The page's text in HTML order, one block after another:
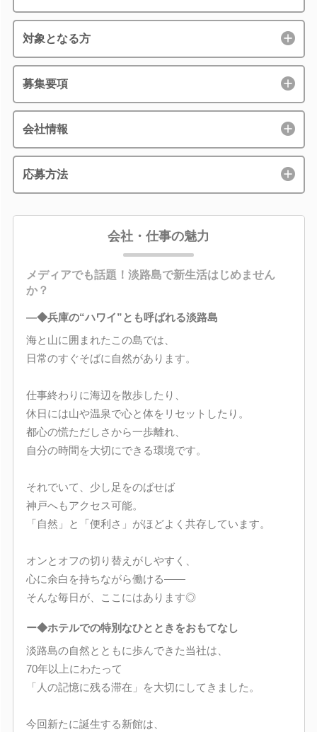
対象となる方
募集要項
会社情報
応募方法
会社・仕事の魅力
メディアでも話題！淡路島で新生活はじめません
か？
―◆兵庫の“ハワイ”とも呼ばれる淡路島
海と山に囲まれたこの島では、
日常のすぐそばに自然があります。
仕事終わりに海辺を散歩したり、
休日には山や温泉で心と体をリセットしたり。
都心の慌ただしさから一歩離れ、
自分の時間を大切にできる環境です。
それでいて、少し足をのばせば
神戸へもアクセス可能。
「自然」と「便利さ」がほどよく共存しています。
オンとオフの切り替えがしやすく、
心に余白を持ちながら働ける――
そんな毎日が、ここにはあります◎
ー◆ホテルでの特別なひとときをおもてなし
淡路島の自然とともに歩んできた当社は、
70年以上にわたって
「人の記憶に残る滞在」を大切にしてきました。
今回新たに誕生する新館は、